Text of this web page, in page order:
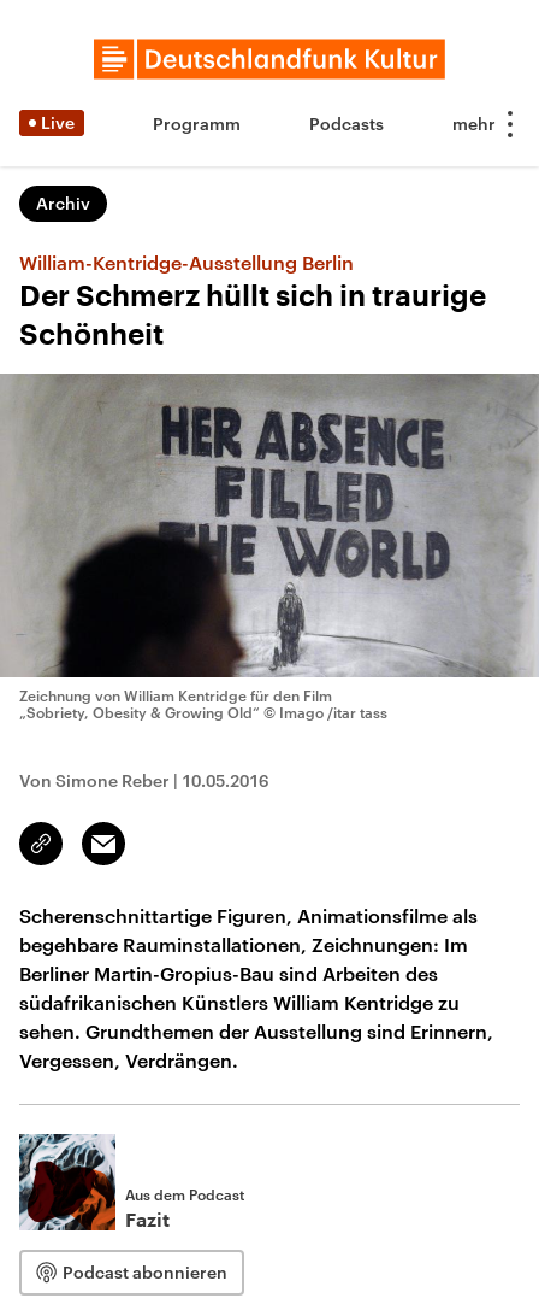
Live Programm Podcasts
Archiv
William-Kentridge-Ausstellung Berlin
Der Schmerz hüllt sich in traurige
Schönheit
Zeichnung von William Kentridge für den Film
„Sobriety, Obesity & Growing Old“ © Imago /itar tass
Von Simone Reber | 10.05.2016
Link
kopieren/teilen
Email
Scherenschnittartige Figuren, Animationsfilme als
begehbare Rauminstallationen, Zeichnungen: Im
Berliner Martin-Gropius-Bau sind Arbeiten des
südafrikanischen Künstlers William Kentridge zu
sehen. Grundthemen der Ausstellung sind Erinnern,
Vergessen, Verdrängen.
Aus dem Podcast
Fazit
Podcast abonnieren